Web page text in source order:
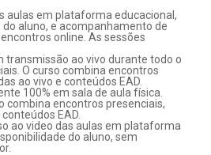
aulas em plataforma educacional,
aluno, e acompanhamento de
online. As sessões
transmissão ao vivo durante todo o
O curso combina encontros
ao vivo e conteúdos EAD.
100% em sala de aula física.
combina encontros presenciais,
EAD.
ao video das aulas em plataforma
do aluno, sem